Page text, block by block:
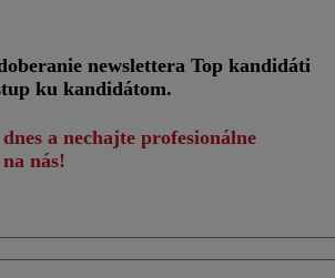
newslettera Top kandidáti
ku kandidátom.
a nechajte profesionálne
nás!